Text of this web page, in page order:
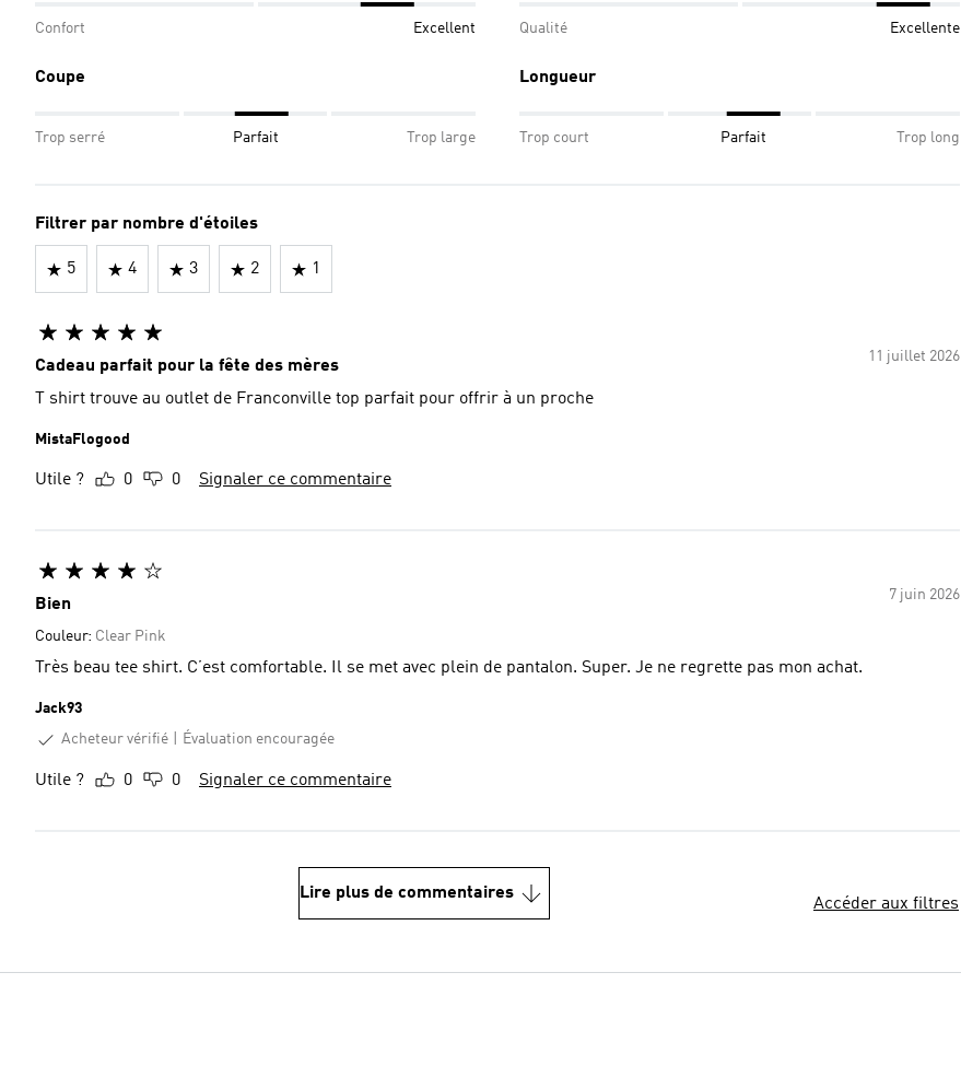
Confort Excellent Qualité Excellente
Coupe
Trop serré Parfait Trop large
Longueur
Trop court Parfait Trop long
Filtrer par nombre d'étoiles
5 4 3 2 1
11 juillet 2026
Cadeau parfait pour la fête des mères
T shirt trouve au outlet de Franconville top parfait pour offrir à un proche
MistaFlogood
Utile ? 0 0 Signaler ce commentaire
7 juin 2026
Bien
Couleur: Clear Pink
Très beau tee shirt. C’est comfortable. Il se met avec plein de pantalon. Super. Je ne regrette pas mon achat.
Jack93
Acheteur vérifié
Évaluation encouragée
Utile ? 0 0 Signaler ce commentaire
Lire plus de commentaires
Accéder aux filtres